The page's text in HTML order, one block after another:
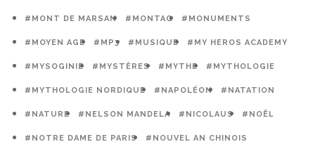
#MONT DE MARSAN #MONTAG #MONUMENTS
#MOYEN AGE #MP3 #MUSIQUE #MY HEROS ACADEMY
#MYSOGINIE #MYSTÈRES #MYTHE #MYTHOLOGIE
#MYTHOLOGIE NORDIQUE #NAPOLÉON #NATATION
#NATURE #NELSON MANDELA #NICOLAUS #NOËL
#NOTRE DAME DE PARIS #NOUVEL AN CHINOIS